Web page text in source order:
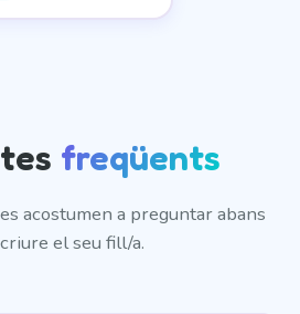
freqüents
acostumen a preguntar abans
el seu fill/a.